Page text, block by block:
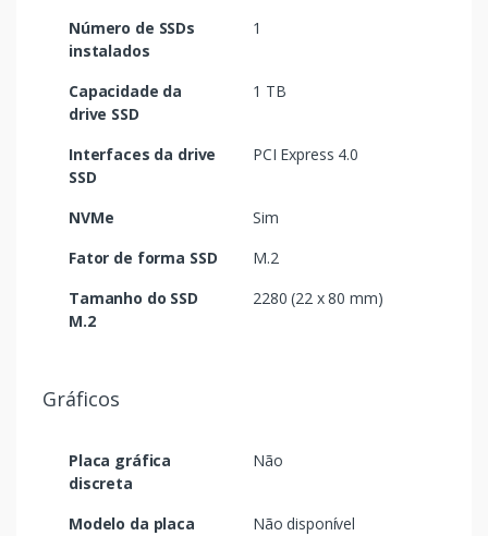
Número de SSDs
instalados
1
Capacidade da
drive SSD
1 TB
Interfaces da drive
SSD
PCI Express 4.0
NVMe
Sim
Fator de forma SSD
M.2
Tamanho do SSD
M.2
2280 (22 x 80 mm)
Gráficos
Placa gráfica
discreta
Não
Modelo da placa
Não disponível